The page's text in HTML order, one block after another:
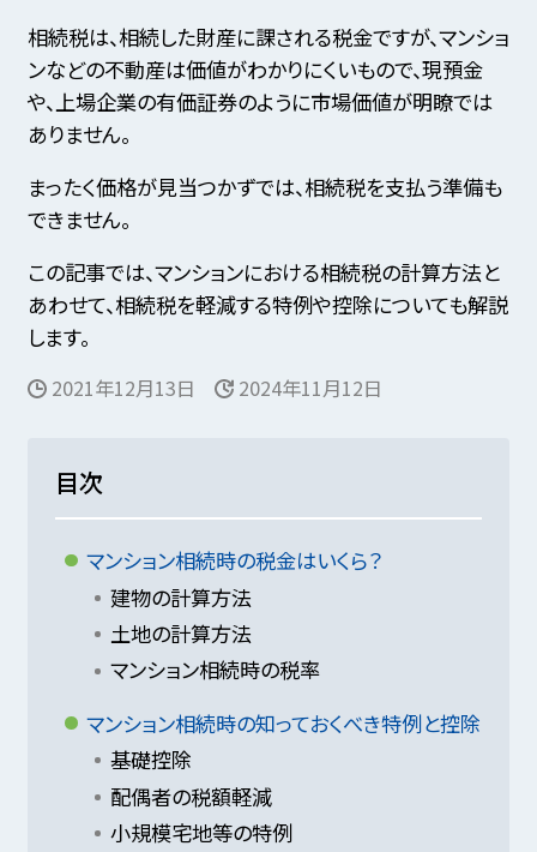
相続税は、相続した財産に課される税金ですが、マンショ
ンなどの不動産は価値がわかりにくいもので、現預金
や、上場企業の有価証券のように市場価値が明瞭では
ありません。
まったく価格が見当つかずでは、相続税を支払う準備も
できません。
この記事では、マンションにおける相続税の計算方法と
あわせて、相続税を軽減する特例や控除についても解説
します。
2021年12月13日 2024年11月12日
目次
マンション相続時の税金はいくら？
建物の計算方法
土地の計算方法
マンション相続時の税率
マンション相続時の知っておくべき特例と控除
基礎控除
配偶者の税額軽減
小規模宅地等の特例